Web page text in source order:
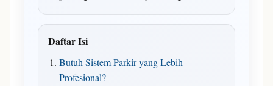
Daftar Isi
Butuh Sistem Parkir yang Lebih
Profesional?